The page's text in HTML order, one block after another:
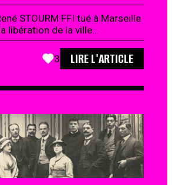
STOURM FFI tué à Marseille
libération de la ville…
3 LIRE L'ARTICLE